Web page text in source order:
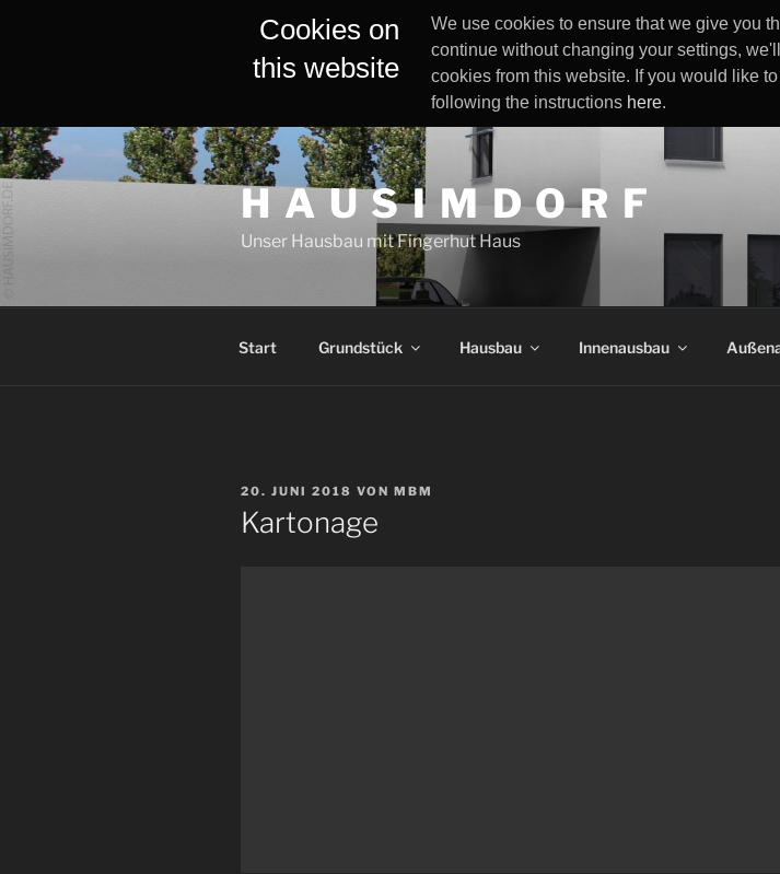
Cookies on
this website
We use cookies to ensure that we give you
continue without changing your settings,
cookies from this website. If you would like
following the instructions here.
Zum
Inhalt
springen
H A U S I M D O R F
Unser Hausbau mit Fingerhut Haus
Start Grundstück Hausbau Innenausbau
VERÖFFENTLICHT
AM
20. JUNI 2018 VON MBM
Kartonage